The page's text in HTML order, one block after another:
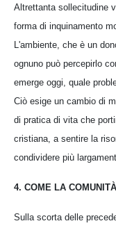
Altrettanta sollecitudine
forma di inquinamento
L'ambiente, che è un
ognuno può percepirlo
emerge oggi, quale
Ciò esige un cambio di
di pratica di vita che
cristiana, a sentire la
condividere più
4. COME LA
Sulla scorta delle